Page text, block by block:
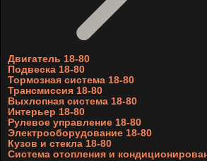
Двигатель 18-80
Подвеска 18-80
Тормозная система 18-80
Трансмиссия 18-80
Выхлопная система 18-80
Интерьер 18-80
Рулевое управление 18-80
Электрооборудование 18-80
Кузов и стекла 18-80
Система отопления и